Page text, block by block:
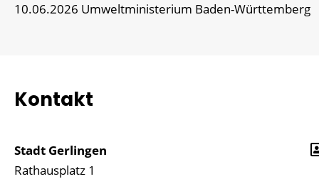
10.06.2026 Umweltministerium Baden-Württemberg
Kontakt
Stadt Gerlingen
Rathausplatz 1